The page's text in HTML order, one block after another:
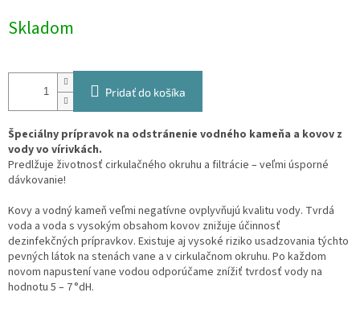
cena:
Skladom
Pridať do košíka
Špeciálny prípravok na odstránenie vodného kameňa a kovov z
vody vo vírivkách.
Predlžuje životnosť cirkulačného okruhu a filtrácie – veľmi úsporné
dávkovanie!
Kovy a vodný kameň veľmi negatívne ovplyvňujú kvalitu vody. Tvrdá
voda a voda s vysokým obsahom kovov znižuje účinnosť
dezinfekčných prípravkov. Existuje aj vysoké riziko usadzovania týchto
pevných látok na stenách vane a v cirkulačnom okruhu. Po každom
novom napustení vane vodou odporúčame znížiť tvrdosť vody na
hodnotu 5 – 7 °dH.